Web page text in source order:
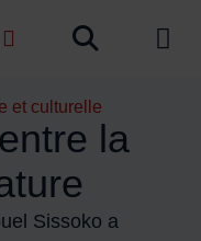
de
la
Sissoko a
et culturelle